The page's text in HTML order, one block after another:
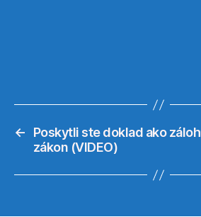
←
Poskytli ste doklad ako
zákon (VIDEO)